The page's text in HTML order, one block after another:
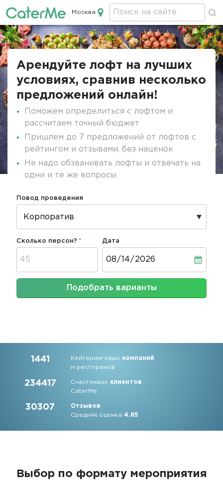
Кейтеринг в Москве
Москва
Строка
Арендуйте лофт на лучших
условиях, сравнив несколько
предложений онлайн!
Поможем определиться с лофтом и
рассчитаем точный бюджет
Пришлем до 7 предложений от лофтов с
рейтингом и отзывами, без наценок
Не надо обзванивать лофты и отвечать на
одни и те же вопросы
Повод проведения
Сколько персон? Дата
Подобрать варианты
1441 Кейтеринговых компаний
и ресторанов
234417 Счастливых клиентов
CaterMe
30307
Отзывов
Средняя оценка4.85
Выбор по формату мероприятия